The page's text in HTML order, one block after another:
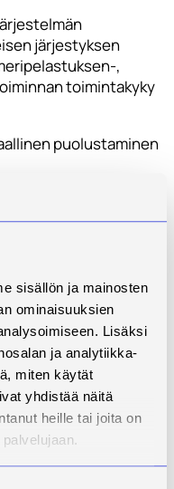
sisällön ja mainosten
ominaisuuksien
Lisäksi
ja analytiikka-
miten käytät
yhdistää näitä
heille tai joita on
järjestyksen
,
toimintakyky
puolustaminen
Suomen
humanitaarinen
syrjäytymisen ja